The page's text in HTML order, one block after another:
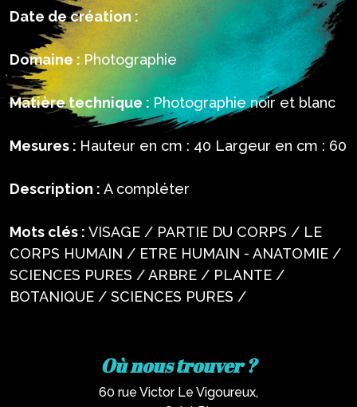
Date de création :
Domaine : Photographie
Matière technique : Photographie noir et blanc
Mesures : Hauteur en cm : 40 Largeur en cm : 60
Description : A compléter
Mots clés : VISAGE / PARTIE DU CORPS / LE
CORPS HUMAIN / ETRE HUMAIN - ANATOMIE /
SCIENCES PURES / ARBRE / PLANTE /
BOTANIQUE / SCIENCES PURES /
Où nous trouver ?
60 rue Victor Le Vigoureux,